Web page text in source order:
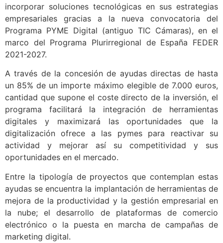
incorporar soluciones tecnológicas en sus estrategias
empresariales gracias a la nueva convocatoria del
Programa PYME Digital (antiguo TIC Cámaras), en el
marco del Programa Plurirregional de España FEDER
2021-2027.
A través de la concesión de ayudas directas de hasta
un 85% de un importe máximo elegible de 7.000 euros,
cantidad que supone el coste directo de la inversión, el
programa facilitará la integración de herramientas
digitales y maximizará las oportunidades que la
digitalización ofrece a las pymes para reactivar su
actividad y mejorar así su competitividad y sus
oportunidades en el mercado.
Entre la tipología de proyectos que contemplan estas
ayudas se encuentra la implantación de herramientas de
mejora de la productividad y la gestión empresarial en
la nube; el desarrollo de plataformas de comercio
electrónico o la puesta en marcha de campañas de
marketing digital.